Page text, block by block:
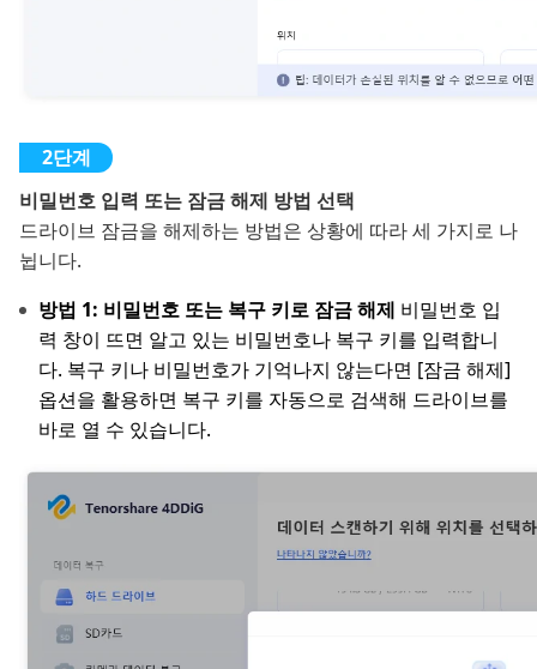
비밀번호 입력 또는 잠금 해제 방법 선택
드라이브 잠금을 해제하는 방법은 상황에 따라 세 가지로 나
뉩니다.
방법 1: 비밀번호 또는 복구 키로 잠금 해제 비밀번호 입
력 창이 뜨면 알고 있는 비밀번호나 복구 키를 입력합니
다. 복구 키나 비밀번호가 기억나지 않는다면 [잠금 해제]
옵션을 활용하면 복구 키를 자동으로 검색해 드라이브를
바로 열 수 있습니다.